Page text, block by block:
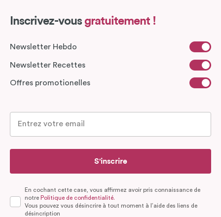
Inscrivez-vous gratuitement !
Newsletter Hebdo
Newsletter Recettes
Offres promotionelles
S'inscrire
En cochant cette case, vous affirmez avoir pris connaissance de
notre Politique de confidentialité.
Vous pouvez vous désincrire à tout moment à l’aide des liens de
désincription